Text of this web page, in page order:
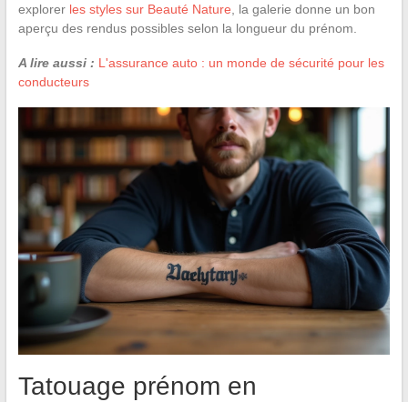
explorer les styles sur Beauté Nature , la galerie donne un bon
aperçu des rendus possibles selon la longueur du prénom.
A lire aussi : L'assurance auto : un monde de sécurité pour les
conducteurs
Tatouage prénom en